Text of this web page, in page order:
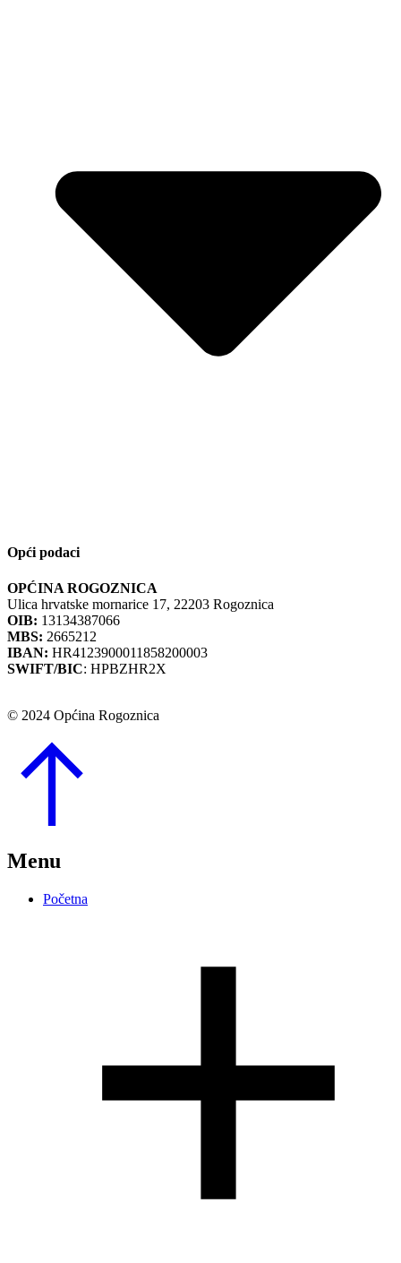
Opći podaci
OPĆINA ROGOZNICA
Ulica hrvatske mornarice 17, 22203 Rogoznica
OIB: 13134387066
MBS: 2665212
IBAN: HR4123900011858200003
SWIFT/BIC: HPBZHR2X
© 2024 Općina Rogoznica
Menu
Početna